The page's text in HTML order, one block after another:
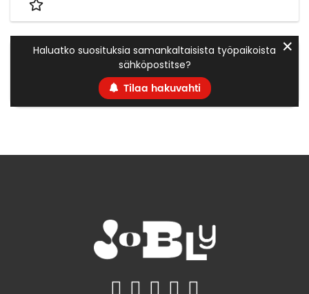
Haluatko suosituksia samankaltaisista työpaikoista
sähköpostitse?
Tilaa hakuvahti
✕